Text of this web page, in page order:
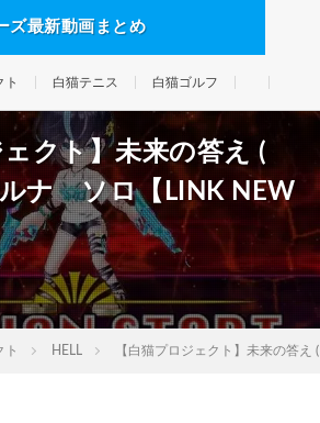
ズ最新動画まとめ
ト 白猫テニス 白猫ゴルフ
ェクト】未来の答え (
ナ ソロ【LINK NEW
ト HELL 【白猫プロジェクト】未来の答